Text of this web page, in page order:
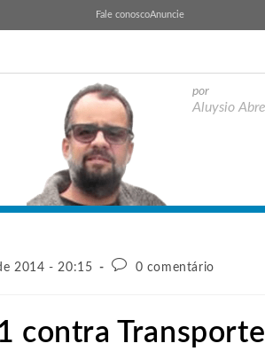
Fale conoscoAnuncie
por
Aluysio
2014 - 20:15 0 comentário
contra